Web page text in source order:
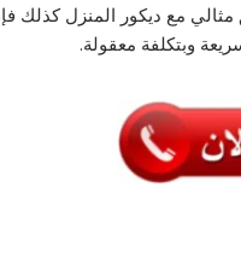
مع ديكور المنزل كذلك فإن
وبتكلفة معقولة.